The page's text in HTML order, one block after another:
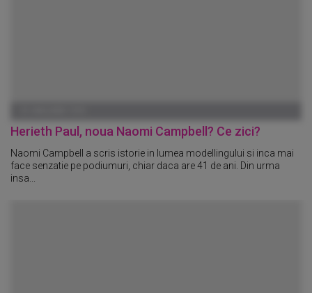
Herieth Paul, noua Naomi Campbell? Ce zici?
Naomi Campbell a scris istorie in lumea modellingului si inca mai
face senzatie pe podiumuri, chiar daca are 41 de ani. Din urma
insa...